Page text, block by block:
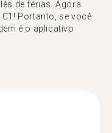
de férias. Agora
Portanto, se você
é o aplicativo